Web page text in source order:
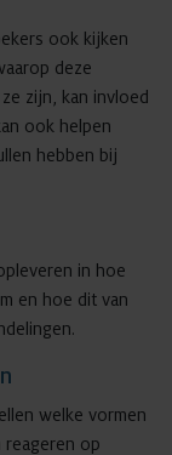
ook kijken
deze
zijn, kan invloed
ook helpen
hebben bij
in hoe
en hoe dit van
welke vormen
reageren op